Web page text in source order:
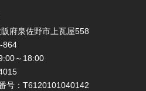
府泉佐野市上瓦屋558
864
～18:00
号：T6120101040142